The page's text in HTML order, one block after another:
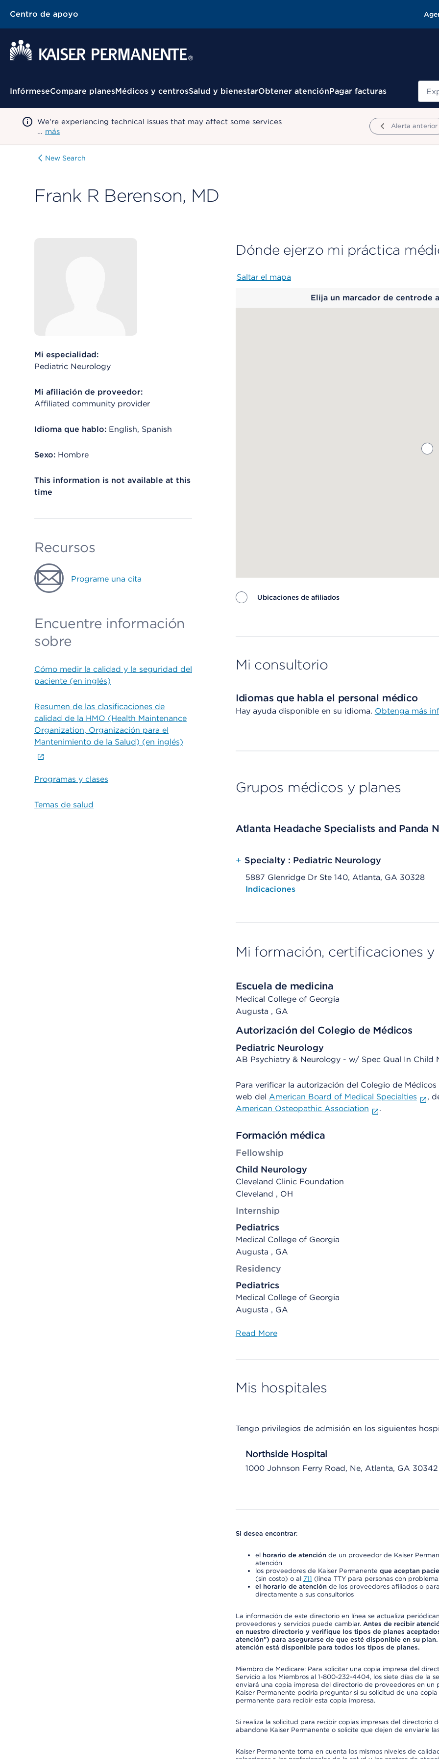
Centro de apoyo
Menú contextual
InfórmeseCompare planesMédicos y centrosSalud y bienestarObtener atenciónPagar facturas
We're experiencing technical issues that may affect some services
… más
Alerta anterior
New Search
Frank R Berenson, MD
Mi especialidad:
Pediatric Neurology
Mi afiliación de proveedor:
Affiliated community provider
Idioma que hablo: English, Spanish
Sexo: Hombre
This information is not available at this
time
Recursos
Programe una cita
Encuentre información
sobre
Cómo medir la calidad y la seguridad del
paciente (en inglés)
Resumen de las clasificaciones de
calidad de la HMO (Health Maintenance
Organization, Organización para el
Mantenimiento de la Salud) (en inglés)
Programas y clases
Temas de salud
Dónde ejerzo mi práctica
Saltar el mapa
Elija un marcador de centrode
Ubicaciones de afiliados
Mi consultorio
Idiomas que habla el personal médico
Hay ayuda disponible en su idioma. Obtenga más
Grupos médicos y planes
Atlanta Headache Specialists and Panda
+ Specialty : Pediatric Neurology
5887 Glenridge Dr Ste 140, Atlanta, GA 30328
Opens native map application on mobile devices
Indicaciones
Mi formación, certificaciones y
Escuela de medicina
Medical College of Georgia
Augusta , GA
Autorización del Colegio de Médicos
Pediatric Neurology
AB Psychiatry & Neurology - w/ Spec Qual In Child
Para verificar la autorización del Colegio de
web del American Board of Medical Specialties ,
American Osteopathic Association
.
Formación médica
Fellowship
Child Neurology
Cleveland Clinic Foundation
Cleveland , OH
Internship
Pediatrics
Medical College of Georgia
Augusta , GA
Residency
Pediatrics
Medical College of Georgia
Augusta , GA
Read More
Mis hospitales
Tengo privilegios de admisión en los siguientes
Northside Hospital
1000 Johnson Ferry Road, Ne, Atlanta, GA 30342
Si desea encontrar:
el horario de atenciónde un proveedor de Kaiser
atención
los proveedores de Kaiser Permanente que aceptan
(sin costo) o al 711 (línea TTY para personas con
el horario de atenciónde los proveedores afiliados o
directamente a sus consultorios
La información de este directorio en línea se actualiza
proveedores y servicios puede cambiar. Antes de recibir
en nuestro directorio y verifique los tipos de planes
atención") para asegurarse de que esté disponible en su
atención está disponible para todos los tipos de planes.
Miembro de Medicare: Para solicitar una copia impresa del
Servicio a los Miembros al 1-800-232-4404, los siete días de la
enviará una copia impresa del directorio de proveedores en un
Kaiser Permanente podría preguntar si su solicitud de una
permanente para recibir esta copia impresa.
Si realiza la solicitud para recibir copias impresas del directorio
abandone Kaiser Permanente o solicite que dejen de enviarle
Kaiser Permanente toma en cuenta los mismos niveles de